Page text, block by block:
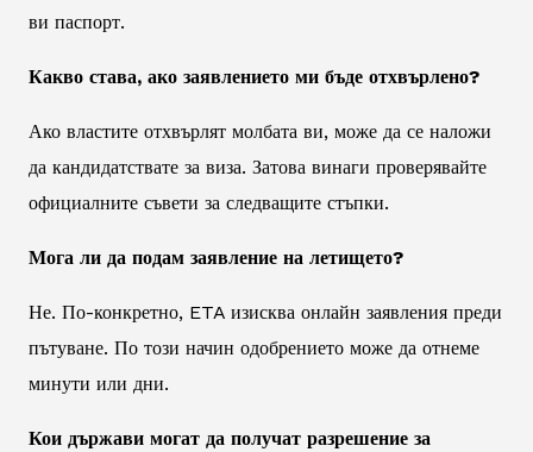
ви паспорт.
Какво става, ако заявлението ми бъде отхвърлено?
Ако властите отхвърлят молбата ви, може да се наложи
да кандидатствате за виза. Затова винаги проверявайте
официалните съвети за следващите стъпки.
Мога ли да подам заявление на летището?
Не. По-конкретно, ETA изисква онлайн заявления преди
пътуване. По този начин одобрението може да отнеме
минути или дни.
Кои държави могат да получат разрешение за